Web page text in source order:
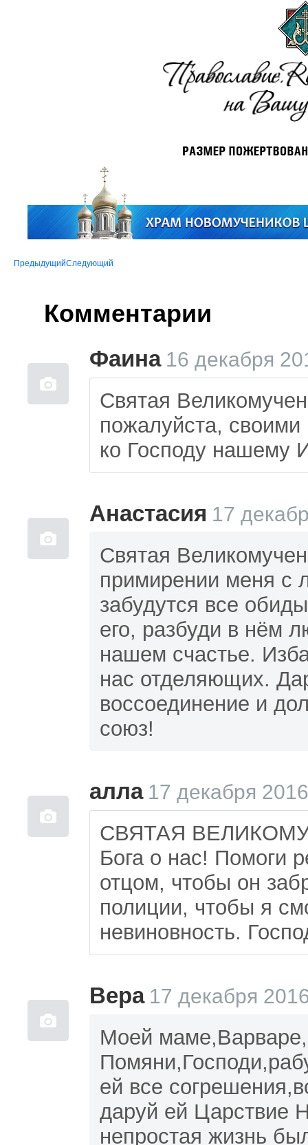
ПредыдущийСледующий
Комментарии
Фаина 16 декабря
Святая
пожалуйста,
ко Господу нашему
Анастасия 17
Святая
примирении меня
забудутся все
его, разбуди в нём
нашем счастье.
нас отделяющих.
воссоединение и
союз!
алла 17 декабря
СВЯТАЯ
Бога о нас! Помоги
отцом, чтобы он
полиции, чтобы я
невиновность.
Вера 17 декабря
Моей
ей все
даруй ей Царствие
непростая жизнь